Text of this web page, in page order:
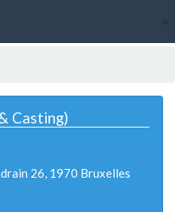
>
Casting)
26, 1970 Bruxelles